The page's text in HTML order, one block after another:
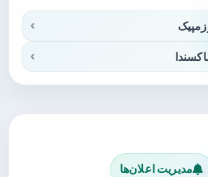
مدیریت اعلان‌ها